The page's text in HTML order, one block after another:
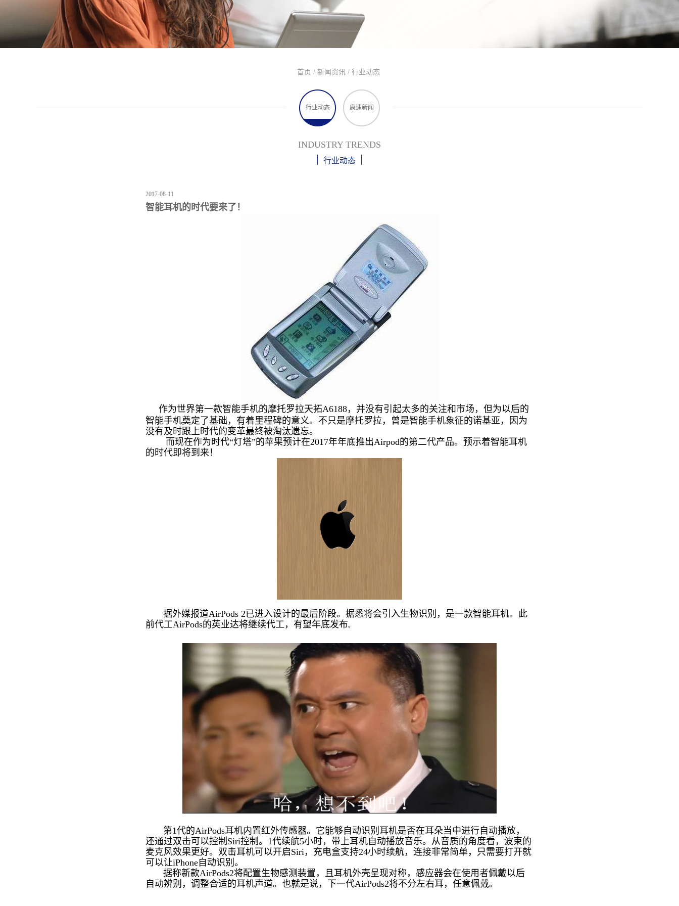
行业动态 康速新闻
首页 / 新闻资讯 / 行业动态
INDUSTRY TRENDS
行业动态
2017-08-11
智能耳机的时代要来了！
作为世界第一款智能手机的摩托罗拉天拓A6188，并没有引起太多的关注和市场，但为以后的
智能手机奠定了基础，有着里程碑的意义。不只是摩托罗拉，曾是智能手机象征的诺基亚，因为
没有及时跟上时代的变革最终被淘汰遗忘。
而现在作为时代“灯塔”的苹果预计在2017年年底推出Airpod的第二代产品。预示着智能耳机
的时代即将到来！
据外媒报道AirPods 2已进入设计的最后阶段。据悉将会引入生物识别，是一款智能耳机。此
前代工AirPods的英业达将继续代工，有望年底发布。
第1代的AirPods耳机内置红外传感器。它能够自动识别耳机是否在耳朵当中进行自动播放，
还通过双击可以控制Siri控制。1代续航5小时，带上耳机自动播放音乐。从音质的角度看，波束的
麦克风效果更好。双击耳机可以开启Siri，充电盒支持24小时续航，连接非常简单，只需要打开就
可以让iPhone自动识别。
据称新款AirPods2将配置生物感测装置，且耳机外壳呈现对称，感应器会在使用者佩戴以后
自动辨别，调整合适的耳机声道。也就是说，下一代AirPods2将不分左右耳，任意佩戴。